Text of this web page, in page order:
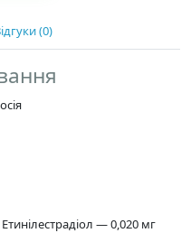
(0)
— 0,020 мг